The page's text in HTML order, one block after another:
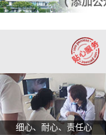
细心、耐心、责任心